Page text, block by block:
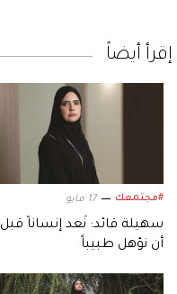
إقرأ أيضاً
#مجتمعك 17 مايو
سهيلة قائد: نُعد إنساناً قبل
أن نؤهل طبيباً